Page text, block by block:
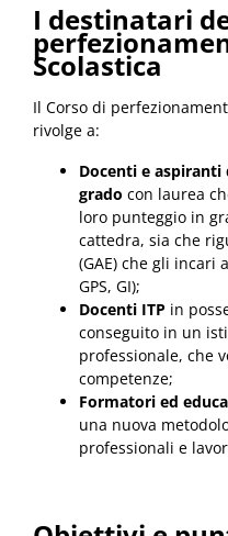
I destinatari
Scolastica
Il Corso di
rivolge a:
Docenti e
grado con laurea
loro punteggio in
cattedra, sia che
(GAE) che gli incari
GPS, GI);
Docenti ITP in
conseguito in un
professionale, che
competenze;
Formatori ed
una nuova
professionali e